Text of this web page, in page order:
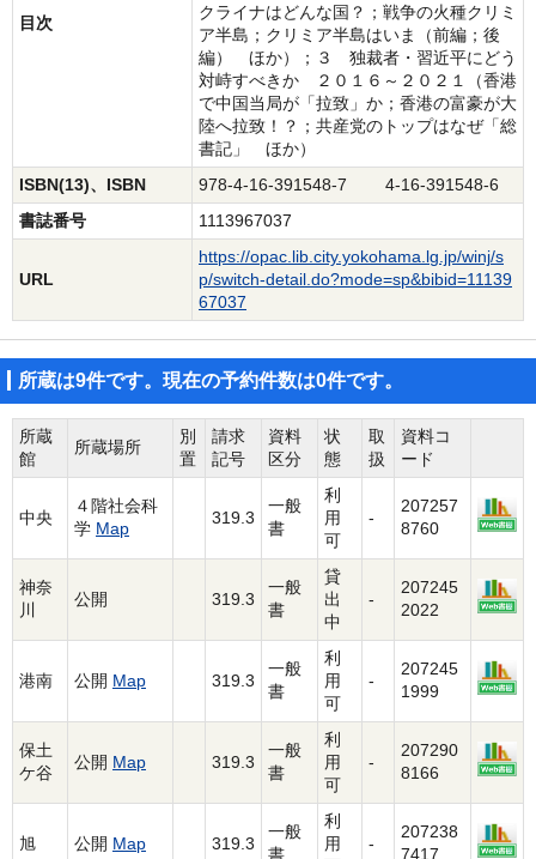
目次
クライナはどんな国？；戦争の火種クリミ
ア半島；クリミア半島はいま（前編；後
編） ほか）；３ 独裁者・習近平にどう
対峙すべきか ２０１６～２０２１（香港
で中国当局が「拉致」か；香港の富豪が大
陸へ拉致！？；共産党のトップはなぜ「総
書記」 ほか）
ISBN(13)、ISBN
978-4-16-391548-7 4-16-391548-6
書誌番号
1113967037
URL
https://opac.lib.city.yokohama.lg.jp/winj/s
p/switch-detail.do?mode=sp&bibid=11139
67037
所蔵は9件です。現在の予約件数は0件です。
所蔵
館
所蔵場所
別
置
請求
記号
資料
区分
状
態
取
扱
資料コ
ード
中央
４階社会科
学 Map
319.3
一般
書
利
用
可
-
207257
8760
神奈
川
公開 319.3
一般
書
貸
出
中
-
207245
2022
港南 公開 Map 319.3
一般
書
利
用
可
-
207245
1999
保土
ケ谷
公開 Map 319.3
一般
書
利
用
可
-
207290
8166
旭 公開 Map 319.3
一般
書
利
用
-
207238
7417